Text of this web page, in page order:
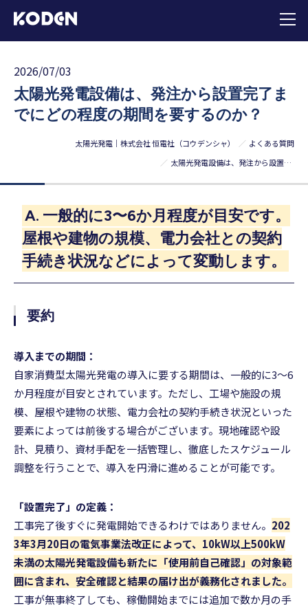
2026/07/03
太陽光発電設備は、発注から設置完了ま
でにどの程度の期間を要するのか？
太陽光発電｜株式会社 恒電社（コウデンシャ）
よくある質問
太陽光発電設備は、発注から設置完了までにどの程度の期間を要するのか？
A. 一般的に3〜6か月程度が目安です。
屋根や建物の規模、電力会社との契約
手続き状況などによって変動します。
要約
導入までの期間：
自家消費型太陽光発電の導入に要する期間は、一般的に3〜6
か月程度が目安とされています。ただし、工場や施設の規
模、屋根や建物の状態、電力会社の契約手続き状況といった
要素によっては前後する場合がございます。現地確認や設
計、見積り、資材手配を一括管理し、徹底したスケジュール
調整を行うことで、導入を円滑に進めることが可能です。
「設置完了」の定義：
工事完了後すぐに発電開始できるわけではありません。 202
3年3月20日の電気事業法改正によって、10kW以上500kW
未満の太陽光発電設備も新たに「使用前自己確認」の対象範
囲に含まれ、安全確認と結果の届け出が義務化されました。
工事が無事終了しても、稼働開始までには追加で数か月の手